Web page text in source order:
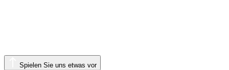
Spielen Sie uns etwas vor